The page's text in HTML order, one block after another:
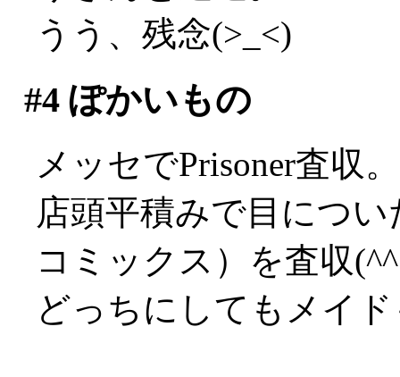
うう、残念(>_<)
#4ぽかいもの
メッセでPrisoner査収
店頭平積みで目につ
コミックス）を査収
どっちにしてもメイ